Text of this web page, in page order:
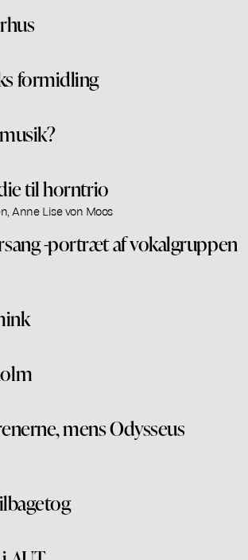
formidling
til horntrio
Anne Lise von Moos
-portræt af vokalgruppen
mens Odysseus